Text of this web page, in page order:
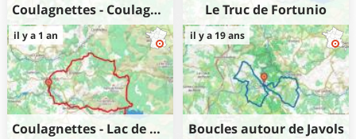
Coulagnettes - Coulagnes-Hautes
27km
710m
710m
Le Truc de Fortunio
31km
890m
890m
il y a 1 an
Coulagnettes - Lac de Charpal
il y a 19 ans
Boucles autour de Javols